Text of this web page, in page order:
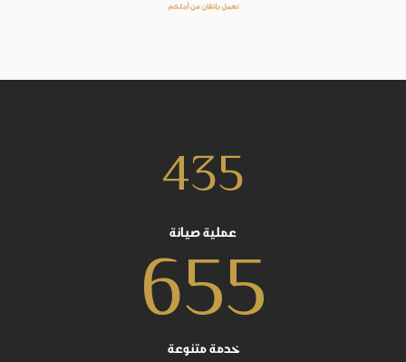
435
عملية صيانة
655
خدمة متنوعة